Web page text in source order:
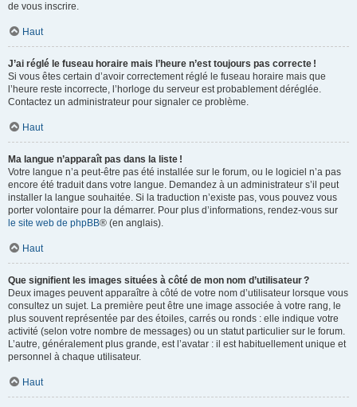
de vous inscrire.
Haut
J’ai réglé le fuseau horaire mais l’heure n’est toujours pas correcte !
Si vous êtes certain d’avoir correctement réglé le fuseau horaire mais que
l’heure reste incorrecte, l’horloge du serveur est probablement déréglée.
Contactez un administrateur pour signaler ce problème.
Haut
Ma langue n’apparaît pas dans la liste !
Votre langue n’a peut-être pas été installée sur le forum, ou le logiciel n’a pas
encore été traduit dans votre langue. Demandez à un administrateur s’il peut
installer la langue souhaitée. Si la traduction n’existe pas, vous pouvez vous
porter volontaire pour la démarrer. Pour plus d’informations, rendez-vous sur
le site web de phpBB® (en anglais).
Haut
Que signifient les images situées à côté de mon nom d’utilisateur ?
Deux images peuvent apparaître à côté de votre nom d’utilisateur lorsque vous
consultez un sujet. La première peut être une image associée à votre rang, le
plus souvent représentée par des étoiles, carrés ou ronds : elle indique votre
activité (selon votre nombre de messages) ou un statut particulier sur le forum.
L’autre, généralement plus grande, est l’avatar : il est habituellement unique et
personnel à chaque utilisateur.
Haut